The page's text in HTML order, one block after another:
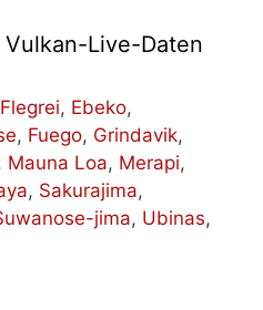
Live-Daten
, Ebeko,
, Fuego, Grindavik,
Mauna Loa, Merapi,
, Sakurajima,
jima, Ubinas,